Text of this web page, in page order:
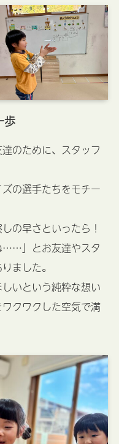
歩
のために、スタッフ
の選手たちをモチー
の早さといったら！
……」とお友達やスタ
ました。
いという純粋な想い
クワクした空気で満